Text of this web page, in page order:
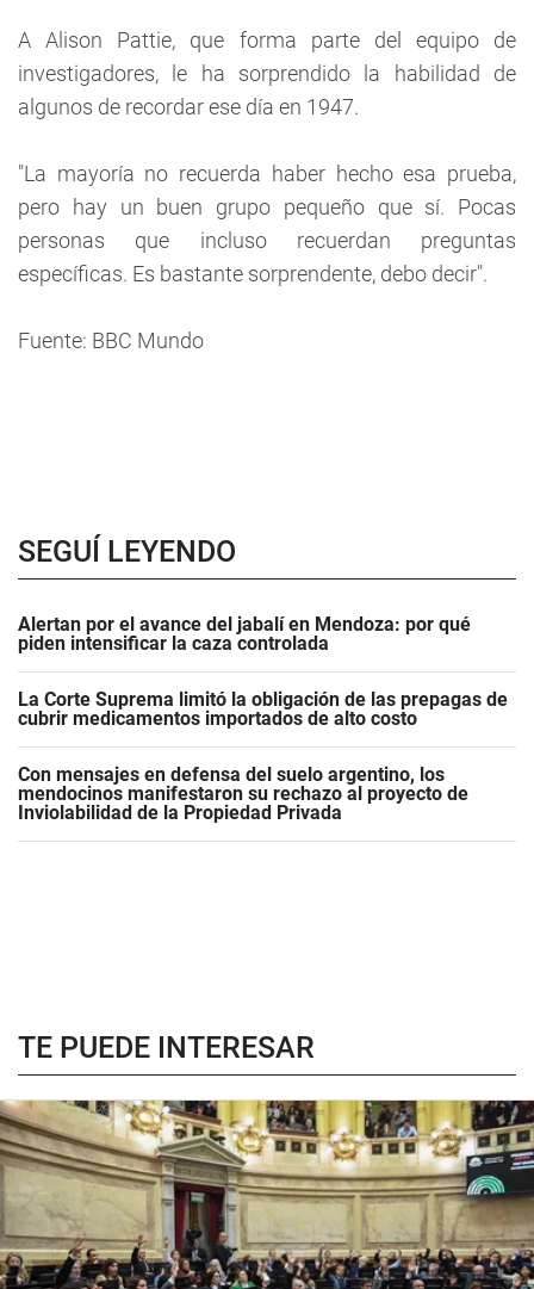
A Alison Pattie, que forma parte del equipo de
investigadores, le ha sorprendido la habilidad de
algunos de recordar ese día en 1947.
"La mayoría no recuerda haber hecho esa prueba,
pero hay un buen grupo pequeño que sí. Pocas
personas que incluso recuerdan preguntas
específicas. Es bastante sorprendente, debo decir".
Fuente: BBC Mundo
SEGUÍ LEYENDO
Alertan por el avance del jabalí en Mendoza: por qué
piden intensificar la caza controlada
La Corte Suprema limitó la obligación de las prepagas de
cubrir medicamentos importados de alto costo
Con mensajes en defensa del suelo argentino, los
mendocinos manifestaron su rechazo al proyecto de
Inviolabilidad de la Propiedad Privada
TE PUEDE INTERESAR